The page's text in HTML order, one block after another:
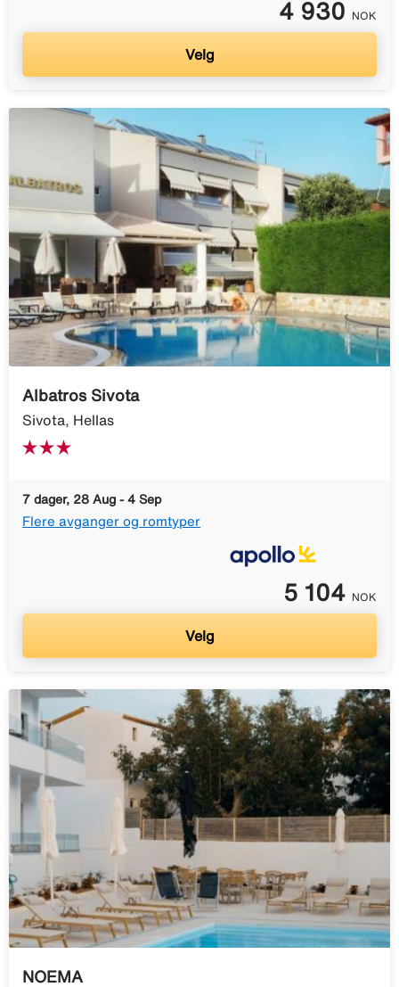
4 930 NOK
Velg
Albatros Sivota
Sivota, Hellas
7 dager, 28 Aug - 4 Sep
Flere avganger og romtyper
5 104 NOK
Velg
NOEMA